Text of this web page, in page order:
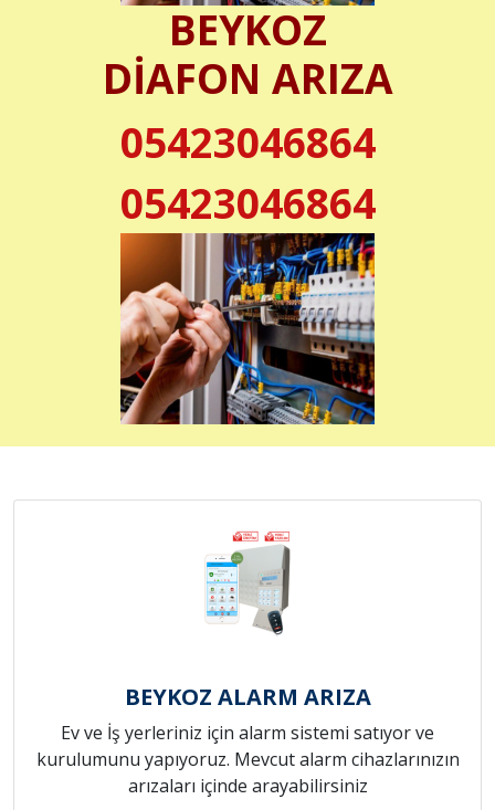
BEYKOZ
DİAFON ARIZA
05423046864
05423046864
BEYKOZ ALARM ARIZA
Ev ve İş yerleriniz için alarm sistemi satıyor ve
kurulumunu yapıyoruz. Mevcut alarm cihazlarınızın
arızaları içinde arayabilirsiniz